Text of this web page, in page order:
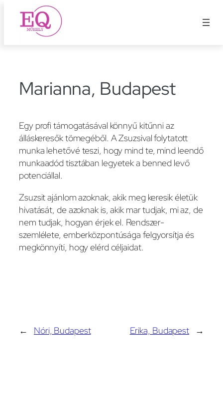
Ugrás
Marianna, Budapest
Egy profi támogatásával könnyű kitűnni az
álláskeresők tömegéből. A Zsuzsival folytatott
munka lehetővé teszi, hogy mind te, mind leendő
munkaadód tisztában legyetek a benned levő
potenciállal.
Zsuzsit ajánlom azoknak, akik meg keresik életük
hivatását, de azoknak is, akik mar tudjak, mi az, de
nem tudjak, hogyan érjek el. Rendszer-
szemlélete, emberközpontúsága felgyorsítja és
megkönnyíti, hogy elérd céljaidat.
← Nóri, Budapest Erika, Budapest →